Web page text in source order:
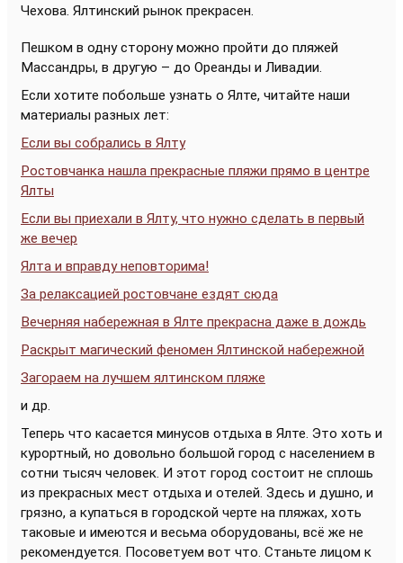
Чехова. Ялтинский рынок прекрасен.
Пешком в одну сторону можно пройти до пляжей
Массандры, в другую – до Ореанды и Ливадии.
Если хотите побольше узнать о Ялте, читайте наши
материалы разных лет:
Если вы собрались в Ялту
Ростовчанка нашла прекрасные пляжи прямо в центре
Ялты
Если вы приехали в Ялту, что нужно сделать в первый
же вечер
Ялта и вправду неповторима!
За релаксацией ростовчане ездят сюда
Вечерняя набережная в Ялте прекрасна даже в дождь
Раскрыт магический феномен Ялтинской набережной
Загораем на лучшем ялтинском пляже
и др.
Теперь что касается минусов отдыха в Ялте. Это хоть и
курортный, но довольно большой город с населением в
сотни тысяч человек. И этот город состоит не сплошь
из прекрасных мест отдыха и отелей. Здесь и душно, и
грязно, а купаться в городской черте на пляжах, хоть
таковые и имеются и весьма оборудованы, всё же не
рекомендуется. Посоветуем вот что. Станьте лицом к